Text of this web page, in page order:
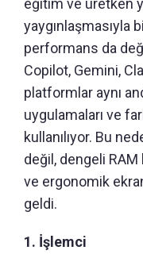
eğitim ve üretken
yaygınlaşmasıyla
performans da
Copilot, Gemini,
platformlar aynı
uygulamaları ve
kullanılıyor. Bu
değil, dengeli RAM
ve ergonomik
geldi.
1. İşlemci